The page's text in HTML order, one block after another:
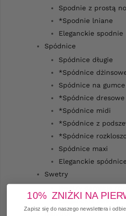
Spodnie z prostą
*Spodnie lniane
Eleganckie spodnie
Spódnice
Spódnice długie
*Spódnice
Spódnice na gumce
*Spódnice dresowe
*Spódnice midi
*Spódnice z
*Spódnice
Spódnice maxi
Eleganckie spódnice
Swetry
Eleganckie swetry
Narzutki
10% ZNIŻKI NA
Zapisz się do naszego newslettera i